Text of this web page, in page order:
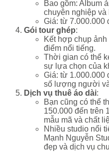
Bao gồm: Album
chuyên nghiệp và
Giá: từ 7.000.000
Gói tour ghép:
Kết hợp chụp
điểm nổi tiếng.
Thời gian có thể
sự lựa chọn của
Giá: từ 1.000.000
số lượng người
Dịch vụ thuê áo dài:
Bạn cũng có thể
150.000 đến trên
mẫu mã và chất
Nhiều studio nổi
Mạnh Nguyễn
đẹp và dịch vụ